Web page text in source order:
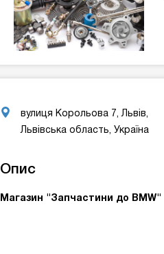
вулиця Корольова 7, Львів,
Львівська область, Україна
Опис
Магазин "Запчастини до BMW"